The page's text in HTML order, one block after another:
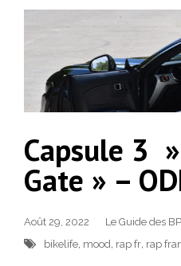
Capsule 3
Gate » –
Août 29, 2022 Le Guide des
bikelife, mood, rap fr, rap